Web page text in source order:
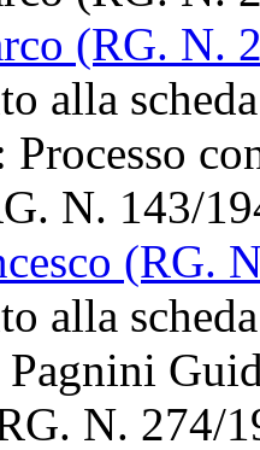
(RG. N.
(RG.